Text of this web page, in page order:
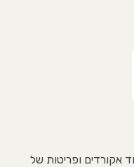
אקורדים ופריטות של